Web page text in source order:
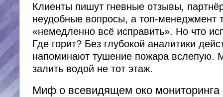
Клиенты пишут гневные отзывы,
неудобные вопросы, а топ-менеджмент
«немедленно всё исправить». Но что
Где горит? Без глубокой аналитики
напоминают тушение пожара вслепую.
залить водой не тот этаж.
Миф о всевидящем око мониторинга